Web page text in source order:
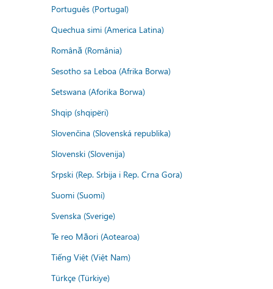
Português (Portugal)
Quechua simi (America Latina)
Română (România)
Sesotho sa Leboa (Afrika Borwa)
Setswana (Aforika Borwa)
Shqip (shqipëri)
Slovenčina (Slovenská republika)
Slovenski (Slovenija)
Srpski (Rep. Srbija i Rep. Crna Gora)
Suomi (Suomi)
Svenska (Sverige)
Te reo Māori (Aotearoa)
Tiếng Việt (Việt Nam)
Türkçe (Türkiye)